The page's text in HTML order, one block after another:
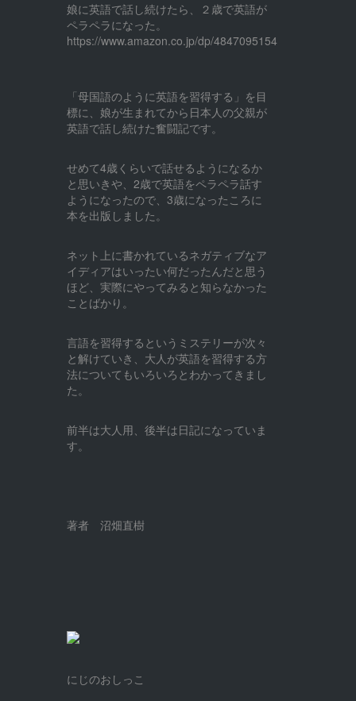
娘に英語で話し続けたら、２歳で英語が
ペラペラになった。
https://www.amazon.co.jp/dp/4847095154
「母国語のように英語を習得する」を目
標に、娘が生まれてから日本人の父親が
英語で話し続けた奮闘記です。
せめて4歳くらいで話せるようになるか
と思いきや、2歳で英語をペラペラ話す
ようになったので、3歳になったころに
本を出版しました。
ネット上に書かれているネガティブなア
イディアはいったい何だったんだと思う
ほど、実際にやってみると知らなかった
ことばかり。
言語を習得するというミステリーが次々
と解けていき、大人が英語を習得する方
法についてもいろいろとわかってきまし
た。
前半は大人用、後半は日記になっていま
す。
著者 沼畑直樹
にじのおしっこ